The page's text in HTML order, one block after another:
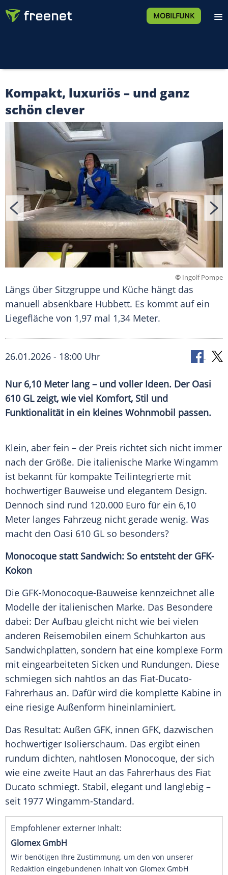
MOBILFUNK
Kompakt, luxuriös – und ganz
schön clever
© Ingolf Pompe
Längs über Sitzgruppe und Küche hängt das
manuell absenkbare Hubbett. Es kommt auf ein
Liegefläche von 1,97 mal 1,34 Meter.
26.01.2026 - 18:00 Uhr
Nur 6,10 Meter lang – und voller Ideen. Der Oasi
610 GL zeigt, wie viel Komfort, Stil und
Funktionalität in ein kleines Wohnmobil passen.
Klein, aber fein – der Preis richtet sich nicht immer
nach der Größe. Die italienische Marke Wingamm
ist bekannt für kompakte Teilintegrierte mit
hochwertiger Bauweise und elegantem Design.
Dennoch sind rund 120.000 Euro für ein 6,10
Meter langes Fahrzeug nicht gerade wenig. Was
macht den Oasi 610 GL so besonders?
Monocoque statt Sandwich: So entsteht der GFK-
Kokon
Die GFK-Monocoque-Bauweise kennzeichnet alle
Modelle der italienischen Marke. Das Besondere
dabei: Der Aufbau gleicht nicht wie bei vielen
anderen Reisemobilen einem Schuhkarton aus
Sandwichplatten, sondern hat eine komplexe Form
mit eingearbeiteten Sicken und Rundungen. Diese
schmiegen sich nahtlos an das Fiat-Ducato-
Fahrerhaus an. Dafür wird die komplette Kabine in
eine riesige Außenform hineinlaminiert.
Das Resultat: Außen GFK, innen GFK, dazwischen
hochwertiger Isolierschaum. Das ergibt einen
rundum dichten, nahtlosen Monocoque, der sich
wie eine zweite Haut an das Fahrerhaus des Fiat
Ducato schmiegt. Stabil, elegant und langlebig –
seit 1977 Wingamm-Standard.
Empfohlener externer Inhalt:
Glomex GmbH
Wir benötigen Ihre Zustimmung, um den von unserer
Redaktion eingebundenen Inhalt von Glomex GmbH